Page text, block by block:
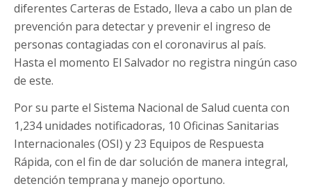
diferentes Carteras de Estado, lleva a cabo un plan de
prevención para detectar y prevenir el ingreso de
personas contagiadas con el coronavirus al país.
Hasta el momento El Salvador no registra ningún caso
de este.
Por su parte el Sistema Nacional de Salud cuenta con
1,234 unidades notificadoras, 10 Oficinas Sanitarias
Internacionales (OSI) y 23 Equipos de Respuesta
Rápida, con el fin de dar solución de manera integral,
detención temprana y manejo oportuno.